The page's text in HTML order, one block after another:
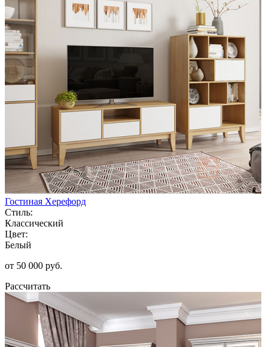
Гостиная Херефорд
Стиль:
Классический
Цвет:
Белый
от 50 000 руб.
Рассчитать